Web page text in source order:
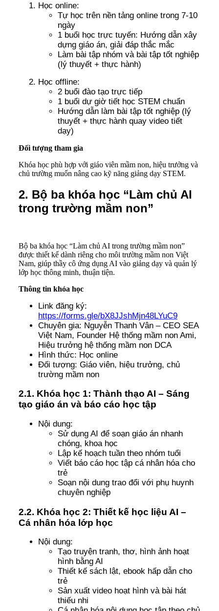
Học online:
Tự học trên nền tảng online trong 7-10
ngày
1 buổi học trực tuyến: Hướng dẫn xây
dựng giáo án, giải đáp thắc mắc
Làm bài tập nhóm và bài tập tốt nghiệp
(lý thuyết + thực hành)
Học offline:
2 buổi đào tạo trực tiếp
1 buổi dự giờ tiết học STEM chuẩn
Hướng dẫn làm bài tập tốt nghiệp (lý
thuyết + thực hành quay video tiết
dạy)
Đối tượng tham gia
Khóa học phù hợp với giáo viên mầm non, hiệu trưởng và
chủ trường muốn nâng cao kỹ năng giảng dạy STEM.
2. Bộ ba khóa học “Làm chủ AI
trong trường mầm non”
Bộ ba khóa học “Làm chủ AI trong trường mầm non”
được thiết kế dành riêng cho môi trường mầm non Việt
Nam, giúp thầy cô ứng dụng AI vào giảng dạy và quản lý
lớp học thông minh, thuận tiện.
Thông tin khóa học
Link đăng ký:
https://forms.gle/bX8JJshMjn48LYuC9
Chuyên gia: Nguyễn Thanh Vân – CEO SEA
Việt Nam, Founder Hệ thống mầm non Ami,
Hiệu trưởng hệ thống mầm non DCA
Hình thức: Học online
Đối tượng: Giáo viên, hiệu trưởng, chủ
trường mầm non
2.1. Khóa học 1: Thành thạo AI – Sáng
tạo giáo án và báo cáo học tập
Nội dung:
Sử dụng AI để soạn giáo án nhanh
chóng, khoa học
Lập kế hoạch tuần theo nhóm tuổi
Viết báo cáo học tập cá nhân hóa cho
trẻ
Soạn nội dung trao đổi với phụ huynh
chuyên nghiệp
2.2. Khóa học 2: Thiết kế học liệu AI –
Cá nhân hóa lớp học
Nội dung:
Tạo truyện tranh, thơ, hình ảnh hoạt
hình bằng AI
Thiết kế sách lật, ebook hấp dẫn cho
trẻ
Sản xuất video hoạt hình và bài hát
thiếu nhi